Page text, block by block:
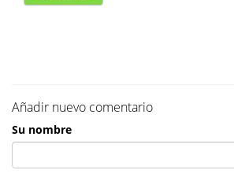
Añadir nuevo comentario
Su nombre